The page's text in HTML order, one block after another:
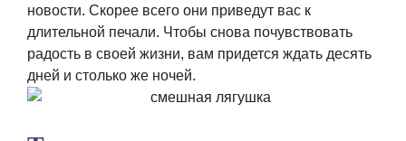
новости. Скорее всего они приведут вас к
длительной печали. Чтобы снова почувствовать
радость в своей жизни, вам придется ждать десять
дней и столько же ночей.